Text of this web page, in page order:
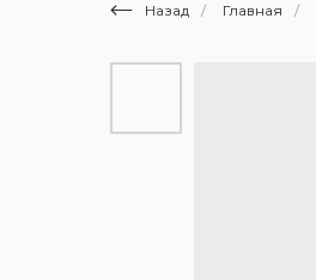
Назад / Главная /